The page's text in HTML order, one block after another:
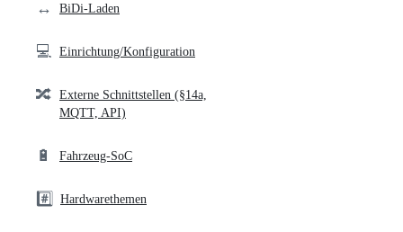
↔️ BiDi-Laden
💻 Einrichtung/Konfiguration
🔀 Externe Schnittstellen (§14a,
MQTT, API)
🔋 Fahrzeug-SoC
#️⃣ Hardwarethemen